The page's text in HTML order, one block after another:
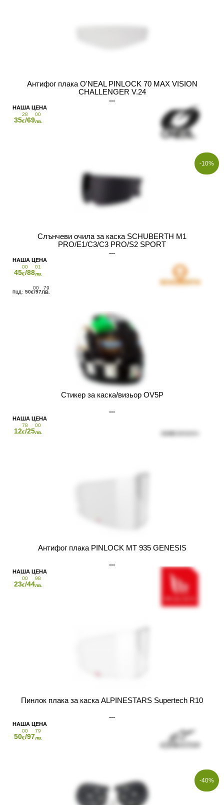
Антифог плака O'NEAL PINLOCK 70 MAX VISION
CHALLENGER V.24
35
28
€/69
00
лв.
-10%
Слънчеви очила за каска SCHUBERTH M1
PRO/E1/C3/C3 PRO/S2 SPORT
45
00
€/88
01
лв.
50
00
€/97
79
ЛВ.
Стикер за каска/визьор OV5P
12
78
€/25
00
лв.
Антифог плака PINLOCK MT 935 GENESIS
23
00
€/44
98
лв.
Пинлок плака за каска ALPINESTARS Supertech R10
50
00
€/97
79
лв.
-40%